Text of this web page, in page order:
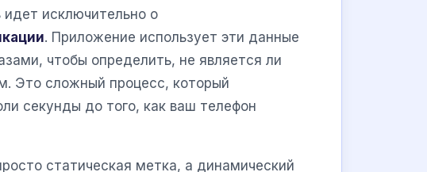
исключительно о
. Приложение использует эти данные
чтобы определить, не является ли
Это сложный процесс, который
секунды до того, как ваш телефон
статическая метка, а динамический